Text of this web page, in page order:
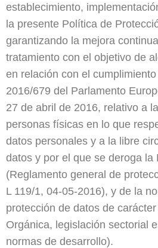
establecimiento,
la presente Política de
garantizando la mejora
tratamiento con el objetivo de
en relación con el
2016/679 del Parlamento
27 de abril de 2016, relativo a
personas físicas en lo que
datos personales y a la libre
datos y por el que se deroga la
(Reglamento general de
L 119/1, 04-05-2016), y de la
protección de datos de
Orgánica, legislación sectorial
normas de desarrollo).